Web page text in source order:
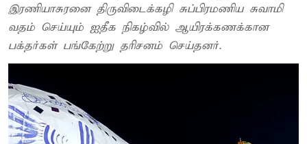
இரணியாசுரனை திருவிடைக்கழி சுப்பிரமணிய சுவாமி
வதம் செய்யும் ஐதீக நிகழ்வில் ஆயிரக்கணக்கான
பக்தர்கள் பங்கேற்று தரிசனம் செய்தனர்.